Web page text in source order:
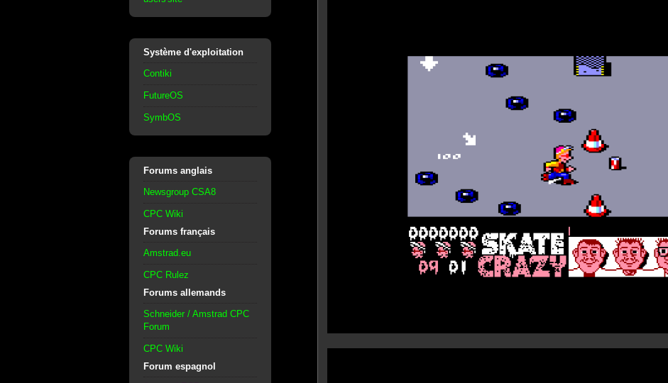
Système d'exploitation
Contiki
FutureOS
SymbOS
Forums anglais
Newsgroup CSA8
CPC Wiki
Forums français
Amstrad.eu
CPC Rulez
Forums allemands
Schneider / Amstrad CPC
Forum
CPC Wiki
Forum espagnol